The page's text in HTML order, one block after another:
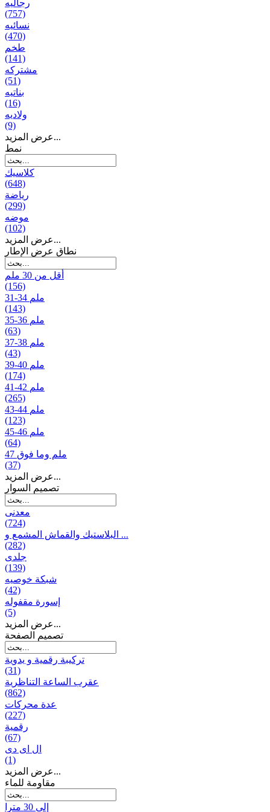
رجالیه
(757)
نسائیه
(470)
طخم
(141)
مشتركه
(51)
بناتیه
(16)
ولادیه
(9)
عرض المزيد...
نمط
كلاسيك
(648)
رياضة
(299)
موضه
(102)
عرض المزيد...
نطاق عرض الإطار
أقل من 30 ملم
(156)
31-34 ملم
(143)
35-36 ملم
(63)
37-38 ملم
(43)
39-40 ملم
(174)
41-42 ملم
(265)
43-44 ملم
(123)
45-46 ملم
(64)
47 ملم وما فوق
(37)
عرض المزيد...
تصمیم السوار
معدنی
(724)
البلاستيك والقماش المشمع و ...
(282)
جلدی
(139)
شبكة خوصیه
(42)
إسورة مقفوله
(5)
عرض المزيد...
تصميم الصفحة
تركيبة رقمية و يدوية
(31)
عقرب الساعة التناظرية
(862)
عدة محركات
(227)
رقمية
(67)
ال ای دی
(1)
عرض المزيد...
مقاومة للماء
إلى 30 مترا